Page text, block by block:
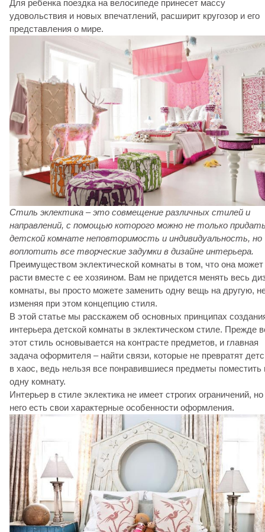
Для ребенка поездка на велосипеде принесет массу
удовольствия и новых впечатлений, расширит кругозор и его
представления о мире.
Стиль эклектика – это совмещение различных стилей и
направлений, с помощью которого можно не только
детской комнате неповторимость и индивидуальность, но
воплотить все творческие задумки в дизайне интерьера.
Преимуществом эклектической комнаты в том, что она может
расти вместе с ее хозяином. Вам не придется менять весь
комнаты, вы просто можете заменить одну вещь на другую,
изменяя при этом концепцию стиля.
В этой статье мы расскажем об основных принципах
интерьера детской комнаты в эклектическом стиле. Прежде
этот стиль основывается на контрасте предметов, и главная
задача оформителя – найти связи, которые не превратят
в хаос, ведь нельзя все понравившиеся предметы поместить
одну комнату.
Интерьер в стиле эклектика не имеет строгих ограничений,
него есть свои характерные особенности оформления.